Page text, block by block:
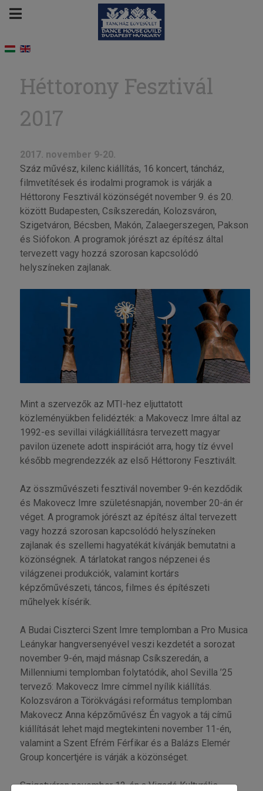
Héttorony Fesztivál
2017
2017. november 9-20.
Száz művész, kilenc kiállítás, 16 koncert, táncház,
filmvetítések és irodalmi programok is várják a
Héttorony Fesztivál közönségét november 9. és 20.
között Budapesten, Csíkszeredán, Kolozsváron,
Szigetváron, Bécsben, Makón, Zalaegerszegen, Pakson
és Siófokon. A programok jórészt az építész által
tervezett vagy hozzá szorosan kapcsolódó
helyszíneken zajlanak.
Mint a szervezők az MTI-hez eljuttatott
közleményükben felidézték: a Makovecz Imre által az
1992-es sevillai világkiállításra tervezett magyar
pavilon üzenete adott inspirációt arra, hogy tíz évvel
később megrendezzék az első Héttorony Fesztivált.
Az összművészeti fesztivál november 9-én kezdődik
és Makovecz Imre születésnapján, november 20-án ér
véget. A programok jórészt az építész által tervezett
vagy hozzá szorosan kapcsolódó helyszíneken
zajlanak és szellemi hagyatékát kívánják bemutatni a
közönségnek. A tárlatokat rangos népzenei és
világzenei produkciók, valamint kortárs
képzőművészeti, táncos, filmes és építészeti
műhelyek kísérik.
A Budai Ciszterci Szent Imre templomban a Pro Musica
Leánykar hangversenyével veszi kezdetét a sorozat
november 9-én, majd másnap Csíkszeredán, a
Millenniumi templomban folytatódik, ahol Sevilla ’25
tervező: Makovecz Imre címmel nyílik kiállítás.
Kolozsváron a Törökvágási református templomban
Makovecz Anna képzőművész Én vagyok a táj című
kiállítását lehet majd megtekinteni november 11-én,
valamint a Szent Efrém Férfikar és a Balázs Elemér
Group koncertjére is várják a közönséget.
Szigetváron november 12-én a Vigadó Kulturális